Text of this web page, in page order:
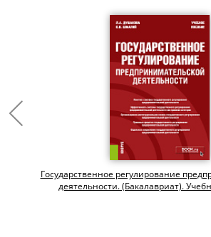
Государственное регулирование
деятельности. (Бакалавриат).